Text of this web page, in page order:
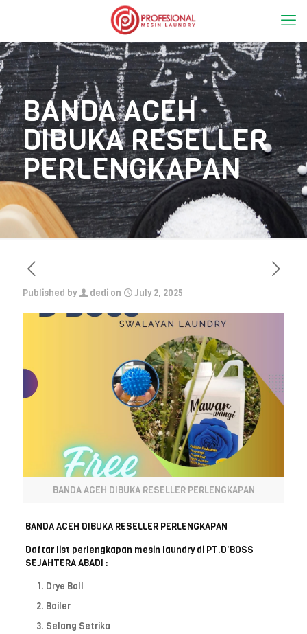
BANDA ACEH
DIBUKA RESELLER
PERLENGKAPAN
Published by dedi on July 2, 2025
BANDA ACEH DIBUKA RESELLER PERLENGKAPAN
BANDA ACEH DIBUKA RESELLER PERLENGKAPAN
Daftar list perlengkapan mesin laundry di PT.D’BOSS
SEJAHTERA ABADI :
Drye Ball
Boiler
Selang Setrika